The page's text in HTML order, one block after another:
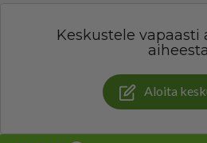
Keskustele vapaasti
aiheesta
Aloita